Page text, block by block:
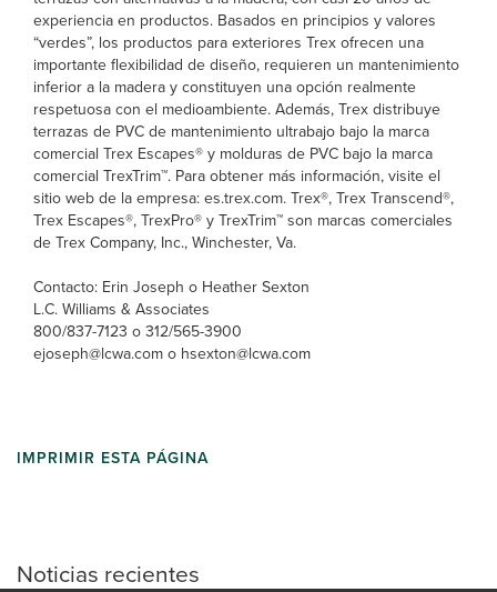
Noticias recientes
experiencia en productos. Basados en principios y valores
“verdes”, los productos para exteriores Trex ofrecen una
importante flexibilidad de diseño, requieren un mantenimiento
inferior a la madera y constituyen una opción realmente
respetuosa con el medioambiente. Además, Trex distribuye
terrazas de PVC de mantenimiento ultrabajo bajo la marca
comercial Trex Escapes® y molduras de PVC bajo la marca
comercial TrexTrim™. Para obtener más información, visite el
sitio web de la empresa: es.trex.com. Trex®, Trex Transcend®,
Trex Escapes®, TrexPro® y TrexTrim™ son marcas comerciales
de Trex Company, Inc., Winchester, Va.
Contacto: Erin Joseph o Heather Sexton
L.C. Williams & Associates
800/837-7123 o 312/565-3900
ejoseph@lcwa.com o hsexton@lcwa.com
IMPRIMIR ESTA PÁGINA